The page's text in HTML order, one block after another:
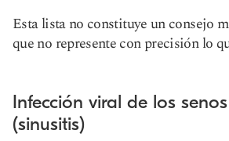
Esta lista no constituye un consejo
que no represente con precisión lo
Infección viral de los
(sinusitis)